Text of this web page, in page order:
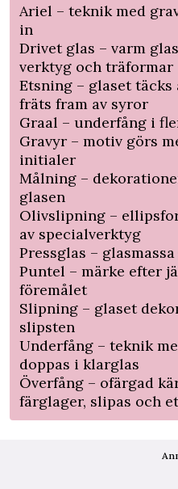
Ariel – teknik med
in
Drivet glas – varm
verktyg och träformar
Etsning – glaset täcks
fräts fram av syror
Graal – underfång i
Gravyr – motiv görs
initialer
Målning –
glasen
Olivslipning –
av specialverktyg
Pressglas –
Puntel – märke efter
föremålet
Slipning – glaset
slipsten
Underfång – teknik
doppas i klarglas
Överfång – ofärgad
färglager, slipas och